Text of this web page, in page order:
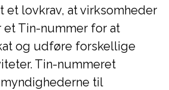
et lovkrav, at virksomheder
et Tin-nummer for at
og udføre forskellige
Tin-nummeret
til